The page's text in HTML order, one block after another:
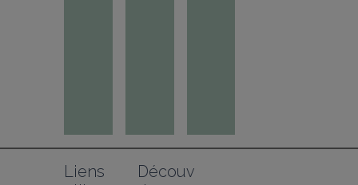
Liens
Découv